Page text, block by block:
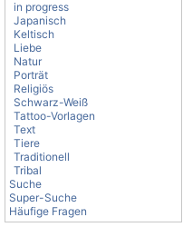
in progress
Japanisch
Keltisch
Liebe
Natur
Porträt
Religiös
Schwarz-Weiß
Tattoo-Vorlagen
Text
Tiere
Traditionell
Tribal
Suche
Super-Suche
Häufige Fragen